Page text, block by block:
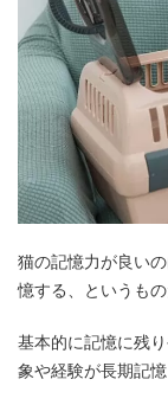
猫の記憶力が良い
憶する、というも
基本的に記憶に残
象や経験が長期記